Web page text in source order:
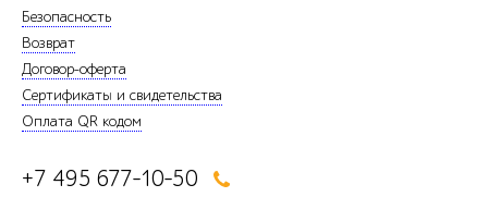
Безопасность
Возврат
Договор-оферта
Сертификаты и свидетельства
Оплата QR кодом
+7 495 677-10-50